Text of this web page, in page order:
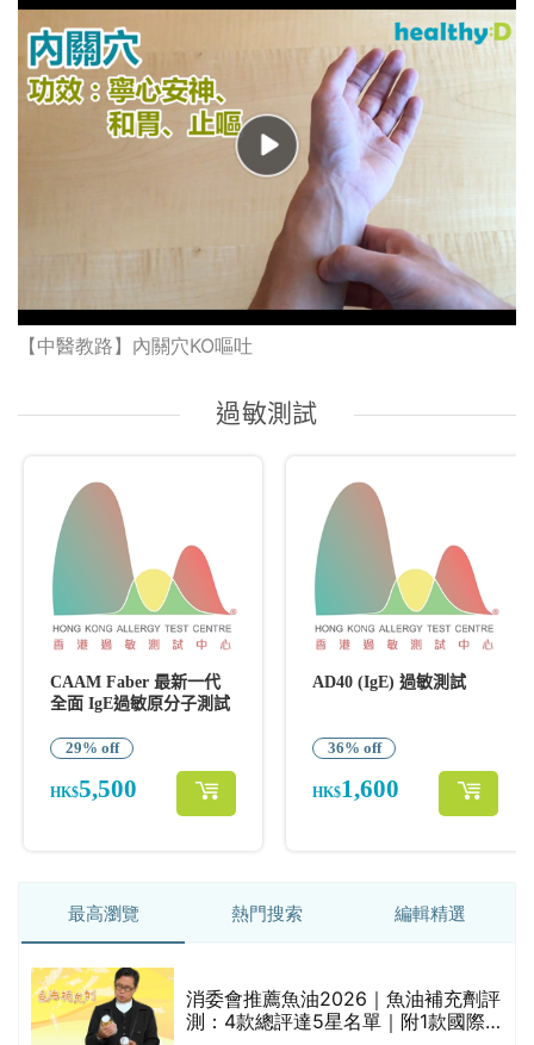
【中醫教路】內關穴KO嘔吐
最高瀏覽 熱門搜索 編輯精選
消委會推薦魚油2026｜魚油補充劑評
測：4款總評達5星名單｜附1款國際